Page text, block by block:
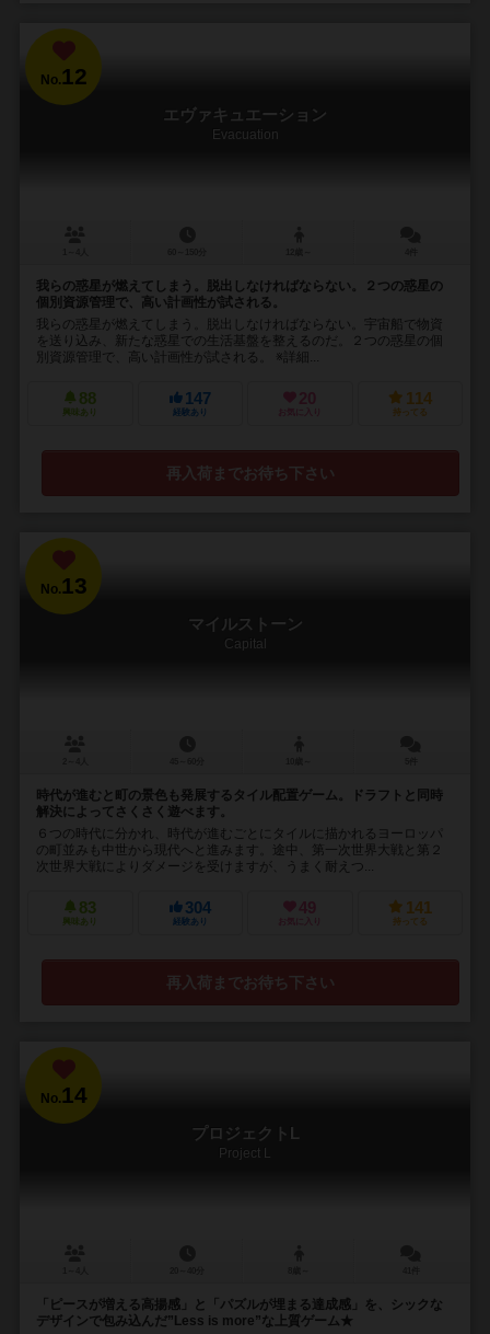
No.12
エヴァキュエーション
Evacuation
我らの惑星が燃えてしまう。脱出しなければならない。２つの惑星の
個別資源管理で、高い計画性が試される。
我らの惑星が燃えてしまう。脱出しなければならない。宇宙船で物資
を送り込み、新たな惑星での生活基盤を整えるのだ。２つの惑星の個
別資源管理で、高い計画性が試される。 ※詳細...
88
興味あり
147
経験あり
20
お気に入り
114
持ってる
再入荷までお待ち下さい
No.13
マイルストーン
Capital
時代が進むと町の景色も発展するタイル配置ゲーム。ドラフトと同時
解決によってさくさく遊べます。
６つの時代に分かれ、時代が進むごとにタイルに描かれるヨーロッパ
の町並みも中世から現代へと進みます。途中、第一次世界大戦と第２
次世界大戦によりダメージを受けますが、うまく耐えつ...
83
興味あり
304
経験あり
49
お気に入り
141
持ってる
再入荷までお待ち下さい
No.14
プロジェクトL
Project L
「ピースが増える高揚感」と「パズルが埋まる達成感」を、シックな
デザインで包み込んだ”Less is more”な上質ゲーム★